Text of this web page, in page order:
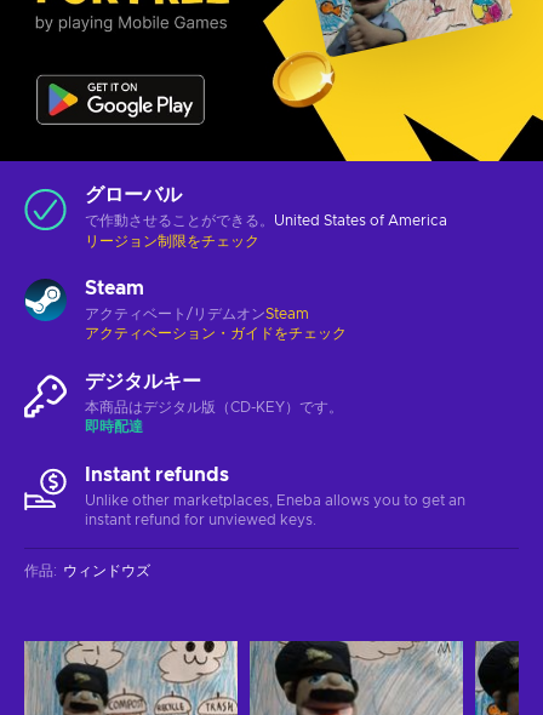
グローバル
で作動させることができる。 United States of America
リージョン制限をチェック
Steam
アクティベート/リデムオンSteam
アクティベーション・ガイドをチェック
デジタルキー
本商品はデジタル版（CD-KEY）です。
即時配達
Instant refunds
Unlike other marketplaces, Eneba allows you to get an
instant refund for unviewed keys.
作品: ウィンドウズ